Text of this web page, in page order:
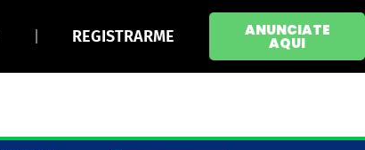
REGISTRARME ANUNCIATE
AQUI